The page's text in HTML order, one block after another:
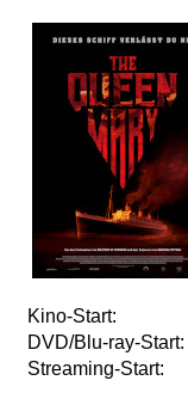
Kino-Start:
DVD/Blu-ray-Start:
Streaming-Start: